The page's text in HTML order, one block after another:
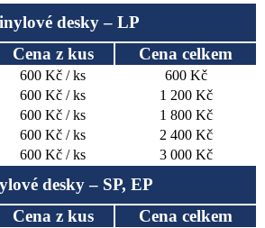
desky – LP
Cena z kus Cena celkem
600 Kč / ks
600 Kč
600 Kč / ks
1 200 Kč
600 Kč / ks
1 800 Kč
600 Kč / ks
2 400 Kč
600 Kč / ks 3 000 Kč
desky – SP, EP
Cena z kus Cena celkem